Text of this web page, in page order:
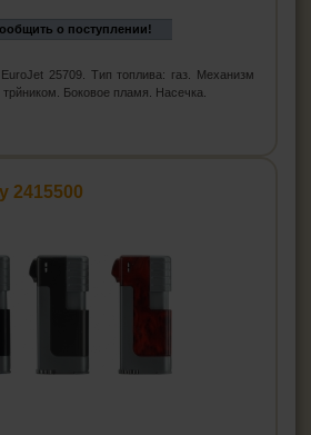
о поступлении!
25709. Тип топлива: газ. Механизм
Боковое пламя. Насечка.
2415500